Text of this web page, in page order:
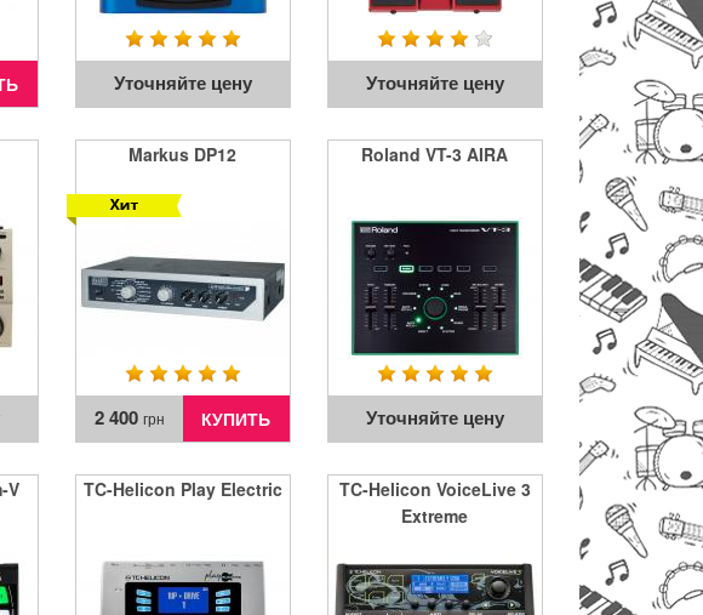
Уточняйте цену Уточняйте цену
Markus DP12
2 400 грн КУПИТЬ
Roland VT-3 AIRA
Уточняйте цену
V TC-Helicon Play Electric
TC-Helicon VoiceLive 3
Extreme